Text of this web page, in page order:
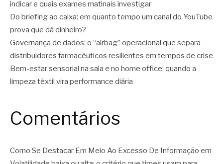
indicar e quais exames matinais investigar
Do briefing ao caixa: em quanto tempo um canal do YouTube
prova que dá dinheiro?
Governança de dados: o “airbag” operacional que separa
distribuidores farmacêuticos resilientes em tempos de crise
Bem-estar sensorial na sala e no home office: quando a
limpeza têxtil vira performance diária
Comentários
Como Se Destacar Em Meio Ao Excesso De Informação em